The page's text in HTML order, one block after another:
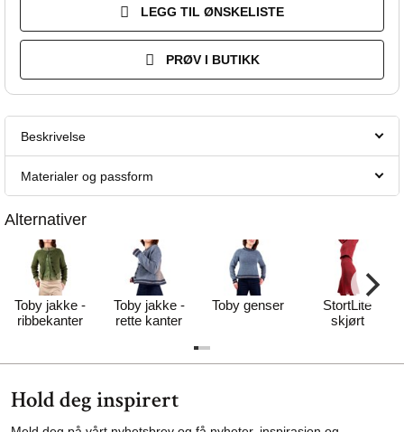
LEGG TIL ØNSKELISTE
PRØV I BUTIKK
Beskrivelse
Materialer og passform
Alternativer
Toby jakke -
ribbekanter
Toby jakke -
rette kanter
Toby genser
StortLite
skjørt
Hold deg inspirert